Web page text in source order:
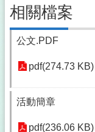
相關檔案
公文.PDF
pdf(274.73 KB)
活動簡章
pdf(236.06 KB)